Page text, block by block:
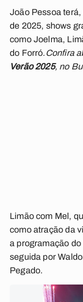
João Pessoa
de 2025, shows
como Joelma,
do Forró. Confira
Verão 2025, no
Limão com Mel,
como atração da
a programação
seguida por
Pegado.